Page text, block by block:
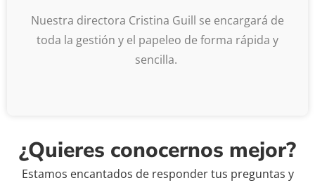
Nuestra directora Cristina Guill se encargará de
toda la gestión y el papeleo de forma rápida y
sencilla.
¿Quieres conocernos mejor?
Estamos encantados de responder tus preguntas y